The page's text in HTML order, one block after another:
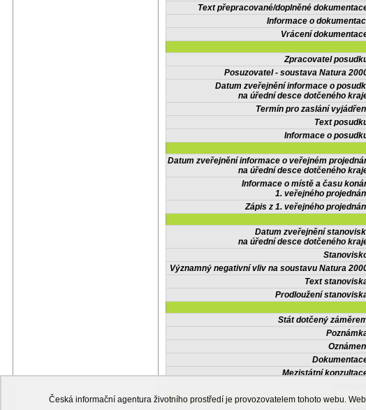
Text přepracované/doplněné
Informace o
Vrácení
Zpracovatel
Posuzovatel - soustava Natura
Datum zveřejnění informace o
na úřední desce dotčeného
Termín pro zaslání
Text
Informace o
Datum zveřejnění informace o veřejném
na úřední desce dotčeného
Informace o místě a času
1. veřejného
Zápis z 1. veřejného
Datum zveřejnění
na úřední desce dotčeného
Významný negativní vliv na soustavu Natura
Text
Prodloužení
Stát dotčený
Mezistátní
Česká informační agentura životního prostředí je provozovatelem tohoto webu.